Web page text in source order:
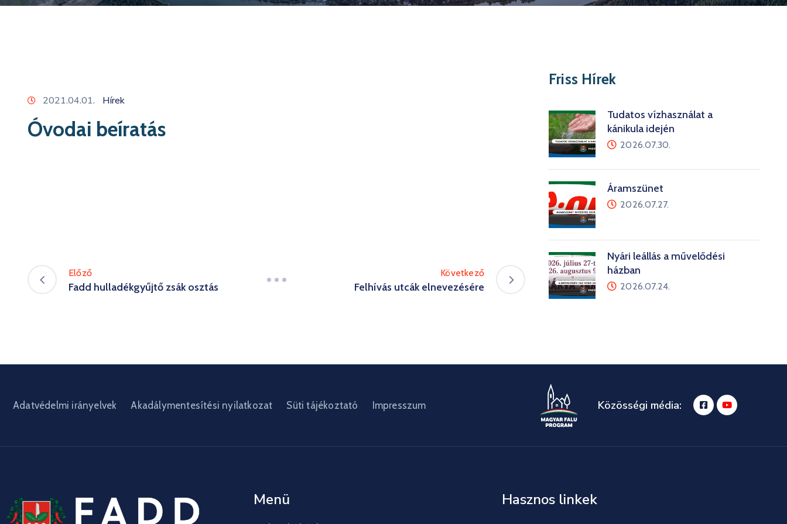
2021.04.01. Hírek
Óvodai beíratás
Előző
Fadd hulladékgyűjtő zsák osztás
Következő
Felhívás utcák elnevezésére
Friss Hírek
Tudatos vízhasználat a
kánikula idején
2026.07.30.
Áramszünet
2026.07.27.
Nyári leállás a művelődési
házban
2026.07.24.
Adatvédelmi irányelvek Akadálymentesítési nyilatkozat Süti tájékoztató Impresszum Közösségi média:
Menü Hasznos linkek